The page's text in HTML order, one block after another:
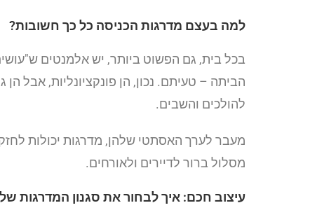
למה בעצם מדרגות הכניסה כל כך חשובות?
בכל בית, גם הפשוט ביותר, יש אלמנטים
הביתה – טעיתם. נכון, הן פונקציונליות, אבל
להולכים והשבים.
מעבר לערך האסתטי שלהן, מדרגות יכולות
מסלול ברור לדיירים ולאורחים.
עיצוב חכם: איך לבחור את סגנון המדרגות